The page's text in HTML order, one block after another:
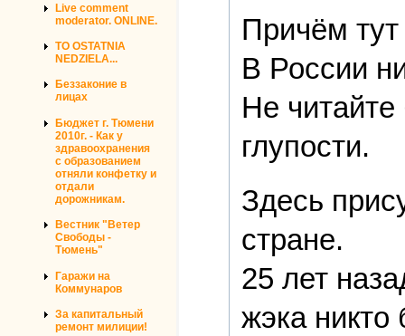
Live comment
moderator. ONLINE.
TO OSTATNIA
NEDZIELA...
Беззаконие в
лицах
Бюджет г. Тюмени
2010г. - Как у
здравоохранения
с образованием
отняли конфетку и
отдали
дорожникам.
Вестник "Ветер
Свободы -
Тюмень"
Гаражи на
Коммунаров
За капитальный
ремонт милиции!
Причём
В России
Не
глупости.
Здесь
стране.
25 лет
жэка никто